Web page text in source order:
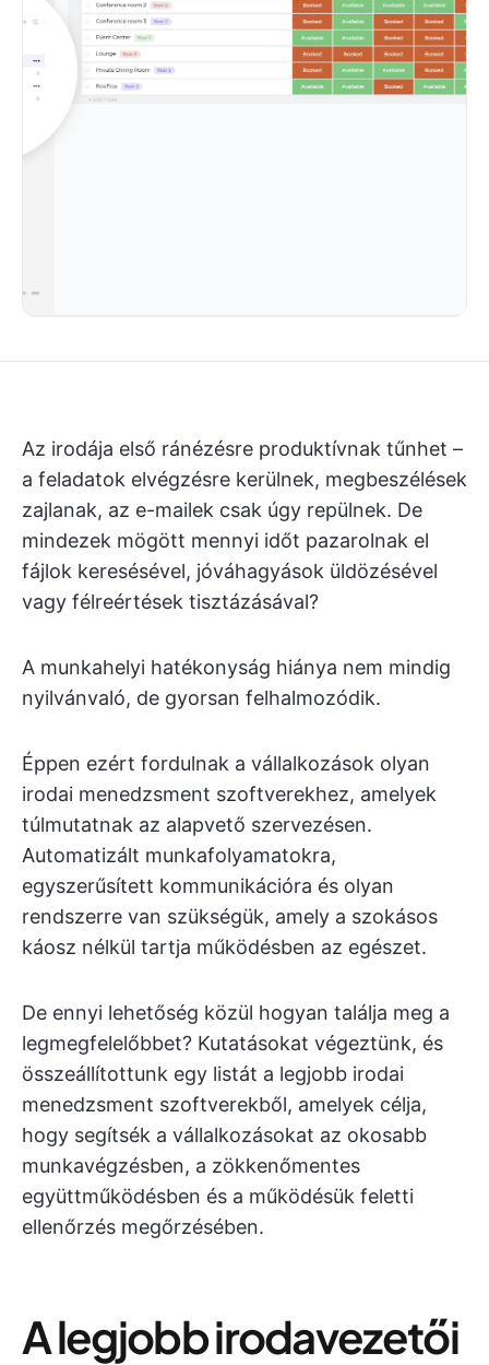
Az irodája első ránézésre produktívnak tűnhet –
a feladatok elvégzésre kerülnek, megbeszélések
zajlanak, az e-mailek csak úgy repülnek. De
mindezek mögött mennyi időt pazarolnak el
fájlok keresésével, jóváhagyások üldözésével
vagy félreértések tisztázásával?
A munkahelyi hatékonyság hiánya nem mindig
nyilvánvaló, de gyorsan felhalmozódik.
Éppen ezért fordulnak a vállalkozások olyan
irodai menedzsment szoftverekhez, amelyek
túlmutatnak az alapvető szervezésen.
Automatizált munkafolyamatokra,
egyszerűsített kommunikációra és olyan
rendszerre van szükségük, amely a szokásos
káosz nélkül tartja működésben az egészet.
De ennyi lehetőség közül hogyan találja meg a
legmegfelelőbbet? Kutatásokat végeztünk, és
összeállítottunk egy listát a legjobb irodai
menedzsment szoftverekből, amelyek célja,
hogy segítsék a vállalkozásokat az okosabb
munkavégzésben, a zökkenőmentes
együttműködésben és a működésük feletti
ellenőrzés megőrzésében.
A legjobb irodavezetői